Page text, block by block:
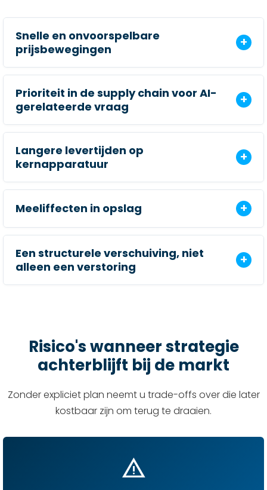
Snelle en onvoorspelbare
prijsbewegingen
Prioriteit in de supply chain voor AI-
gerelateerde vraag
Langere levertijden op
kernapparatuur
Meeliffecten in opslag
Een structurele verschuiving, niet
alleen een verstoring
Risico's wanneer strategie
achterblijft bij de markt
Zonder expliciet plan neemt u trade-offs over die later
kostbaar zijn om terug te draaien.
warning